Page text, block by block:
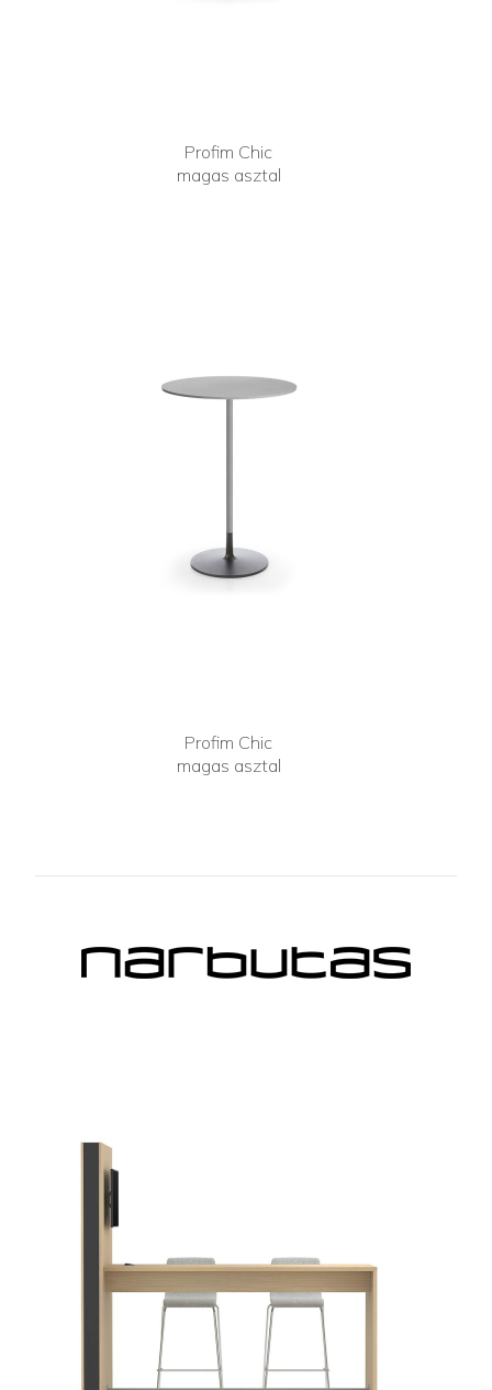
Profim Chic
magas asztal
Profim Chic
magas asztal